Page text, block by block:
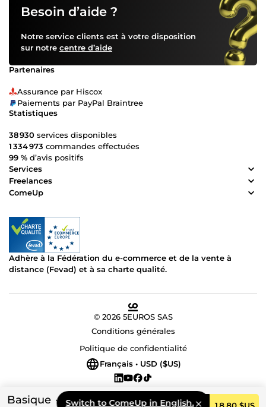
Basique
ceux qui veulent de vrais changements et une exécution
parfaite. Passez du standard au sur-mesure. 🚀 Contactez-
moi pour lancer votre projet de transformation avec un
plan qui vous correspond vraiment.
Switch to ComeUp in English.
Besoin d’aide ?
Notre service clients est à votre disposition
sur notre centre d’aide
Partenaires
Assurance par Hiscox
Paiements par PayPal Braintree
Statistiques
38 930 services disponibles
1 334 973 commandes effectuées
99 % d’avis positifs
Services
Freelances
ComeUp
Adhère à la Fédération du e-commerce et de la vente à
distance (Fevad) et à sa charte qualité.
© 2026 5EUROS SAS
Conditions générales
Politique de confidentialité
Français • USD ($US)